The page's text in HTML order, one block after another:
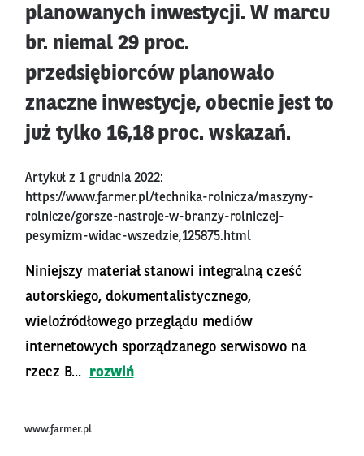
planowanych inwestycji. W marcu
br. niemal 29 proc.
przedsiębiorców planowało
znaczne inwestycje, obecnie jest to
już tylko 16,18 proc. wskazań.
Artykuł z 1 grudnia 2022:
https://www.farmer.pl/technika-rolnicza/maszyny-
rolnicze/gorsze-nastroje-w-branzy-rolniczej-
pesymizm-widac-wszedzie,125875.html
Niniejszy materiał stanowi integralną cześć
autorskiego, dokumentalistycznego,
wieloźródłowego przeglądu mediów
internetowych sporządzanego serwisowo na
rzecz B...
rozwiń
www.farmer.pl